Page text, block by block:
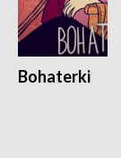
Bohaterki